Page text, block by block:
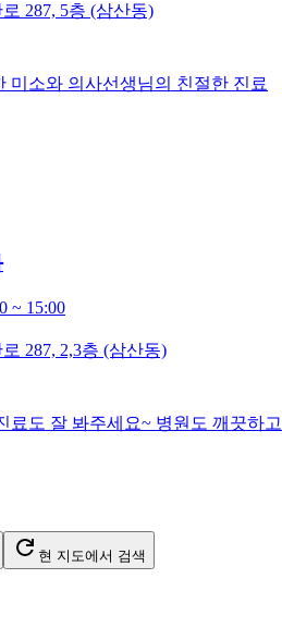
287, 5층 (삼산동)
미소와 의사선생님의 친절한 진료
~ 15:00
287, 2,3층 (삼산동)
료도 잘 봐주세요~ 병원도 깨끗하고
현 지도에서 검색